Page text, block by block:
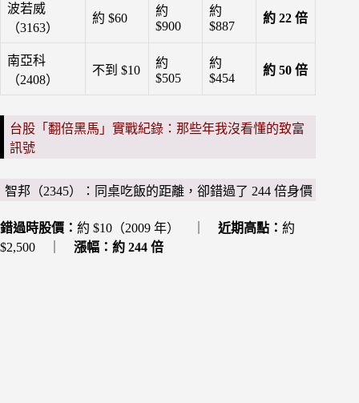
波若威
（3163）
約 $60
約
$900
約
$887
約 22 倍
南亞科
（2408）
不到 $10
約
$505
約
$454
約 50 倍
台股「翻倍黑馬」實戰紀錄：那些年我沒看懂的致富
訊號
智邦（2345）：同桌吃飯的距離，卻錯過了 244 倍身價
錯過時股價： 約 $10（2009 年） ｜ 近期高點： 約
$2,500 ｜ 漲幅：約 244 倍